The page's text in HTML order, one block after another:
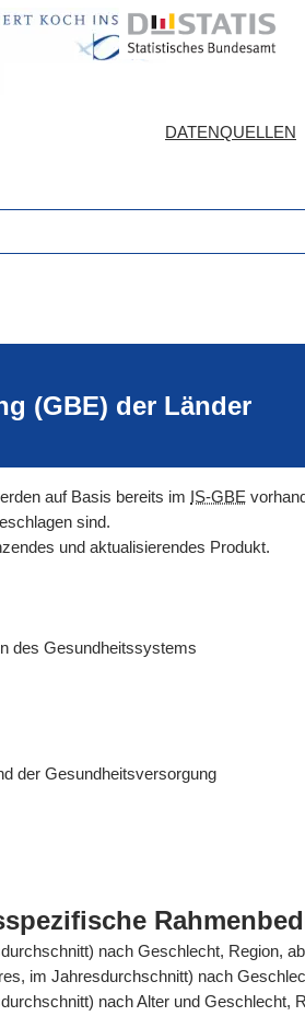
DATENQUELLEN
(GBE) der Länder
auf Basis bereits im IS-GBE
sind.
und aktualisierendes Produkt.
des Gesundheitssystems
der Gesundheitsversorgung
nach Geschlecht, Region,
im Jahresdurchschnitt) nach
nach Alter und Geschlecht,